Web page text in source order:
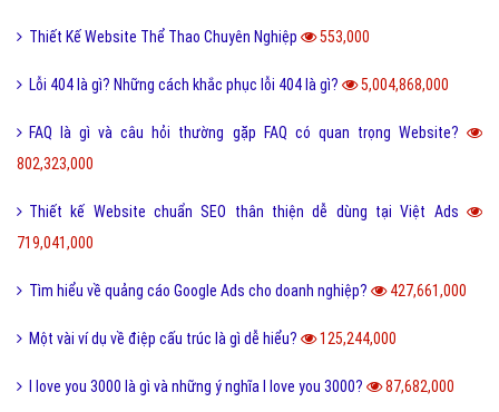
Thiết Kế Website Thể Thao Chuyên Nghiệp 553,000
Lỗi 404 là gì? Những cách khắc phục lỗi 404 là gì? 5,004,868,000
FAQ là gì và câu hỏi thường gặp FAQ có quan trọng Website?
802,323,000
Thiết kế Website chuẩn SEO thân thiện dễ dùng tại Việt Ads
719,041,000
Tìm hiểu về quảng cáo Google Ads cho doanh nghiệp? 427,661,000
Một vài ví dụ về điệp cấu trúc là gì dễ hiểu? 125,244,000
I love you 3000 là gì và những ý nghĩa I love you 3000? 87,682,000